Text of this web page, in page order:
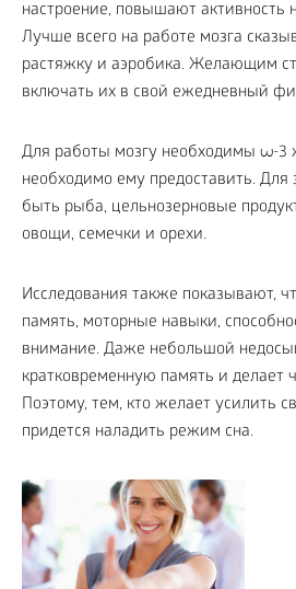
настроение, повышают активность
Лучше всего на работе мозга
растяжку и аэробика. Желающим
включать их в свой ежедневный
Для работы мозгу необходимы ω-3
необходимо ему предоставить.
быть рыба, цельнозерновые
овощи, семечки и орехи.
Исследования также показывают,
память, моторные навыки,
внимание. Даже небольшой
кратковременную память и делает
Поэтому, тем, кто желает усилить
придется наладить режим сна.